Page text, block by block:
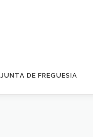
JUNTA DE FREGUESIA